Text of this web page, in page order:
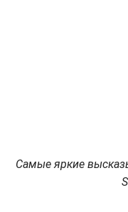
Самые яркие